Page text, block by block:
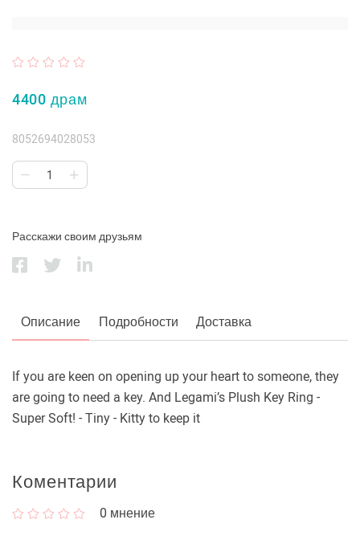
4400 драм
8052694028053
Расскажи своим друзьям
Описание Подробности Доставка
If you are keen on opening up your heart to someone, they
are going to need a key. And Legami’s Plush Key Ring -
Super Soft! - Tiny - Kitty to keep it
Коментарии
0 мнение